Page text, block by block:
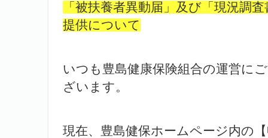
「被扶養者異動届」及び「現況調
提供について
いつも豊島健康保険組合の運営に
ざいます。
現在、豊島健保ホームページ内の